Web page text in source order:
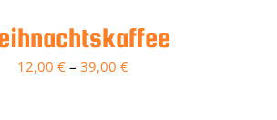
12,00 € – 39,00 €